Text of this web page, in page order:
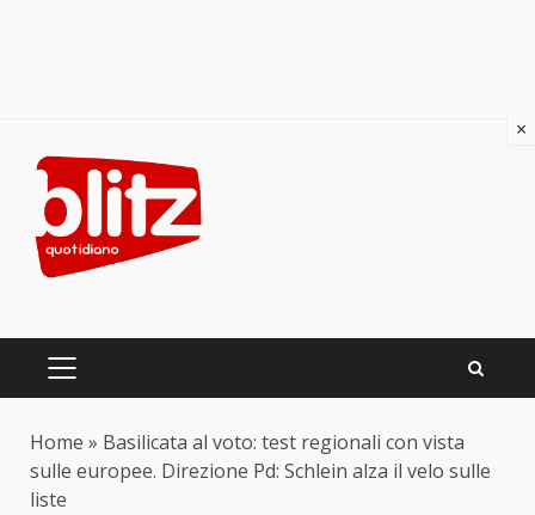
content
PRIMARY
Home » Basilicata al voto: test regionali con vista
sulle europee. Direzione Pd: Schlein alza il velo sulle
liste
×